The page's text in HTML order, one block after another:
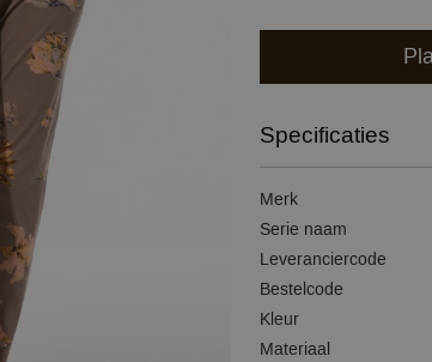
Specificaties
Merk
Serie naam
Leveranciercode
Bestelcode
Kleur
Materiaal